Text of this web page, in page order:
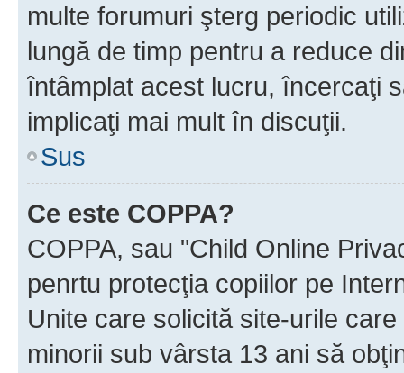
multe forumuri şterg periodic
lungă de timp pentru a reduce
întâmplat acest lucru, încercaţi
implicaţi mai mult în discuţii.
Sus
Ce este COPPA?
COPPA, sau "Child Online
penrtu protecţia copiilor pe
Unite care solicită site-urile
minorii sub vârsta 13 ani să